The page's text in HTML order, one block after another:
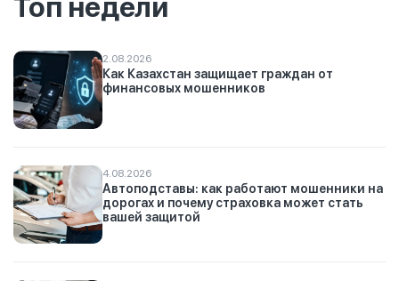
Топ недели
2.08.2026
Как Казахстан защищает граждан от
финансовых мошенников
4.08.2026
Автоподставы: как работают мошенники на
дорогах и почему страховка может стать
вашей защитой